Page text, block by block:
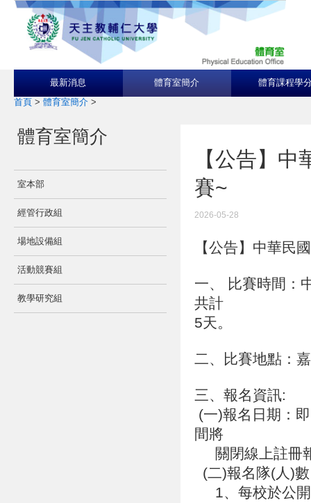
最新消息 體育室簡介 體育課程學
首頁 > 體育室簡介 >
體育室簡介
室本部
經管行政組
場地設備組
活動競賽組
教學研究組
【公告】
賽~
2026-05-28
【公告】中華民
一、
比賽時間：
共計
5天。
二、比賽地點：
三、報名資訊:
(一)報名日期：
間將
關閉線上註冊
(二)報名隊(人)
1、每校於公開